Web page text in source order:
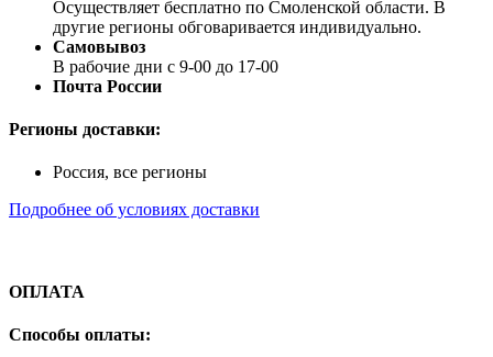
Осуществляет бесплатно по Смоленской области. В
другие регионы обговаривается индивидуально.
Самовывоз
В рабочие дни с 9-00 до 17-00
Почта России
Регионы доставки:
Россия, все регионы
Подробнее об условиях доставки
ОПЛАТА
Способы оплаты: